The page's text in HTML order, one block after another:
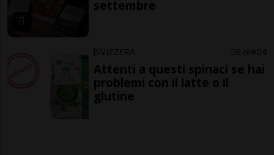
settembre
SVIZZERA 6 ore 4
Attenti a questi spinaci se hai
problemi con il latte o il
glutine